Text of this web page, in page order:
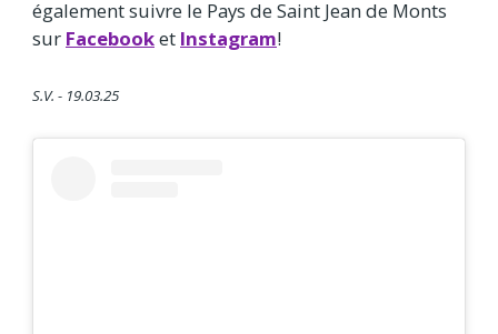
également suivre le Pays de Saint Jean de Monts
sur Facebooket Instagram!
S.V. - 19.03.25